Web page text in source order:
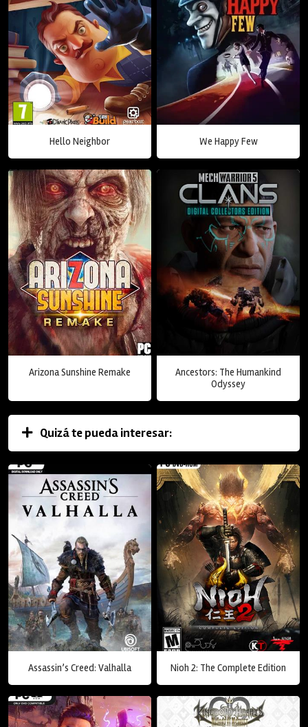
Hello Neighbor We Happy Few
Arizona Sunshine Remake
Ancestors: The Humankind
Odyssey
Quizá te pueda interesar:
Assassin’s Creed: Valhalla Nioh 2: The Complete Edition